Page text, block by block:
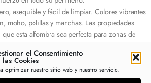
el Consentimiento
las Cookies
optimizar nuestro sitio web y nuestro servicio.
asequible y fácil de limpiar. Colores vibrantes
moho, polillas y manchas. Las propiedades
esta alfombra sea perfecta para zonas de
al desgaste.
la certificación Oeko-Tex Standard 100, que
de su familia.